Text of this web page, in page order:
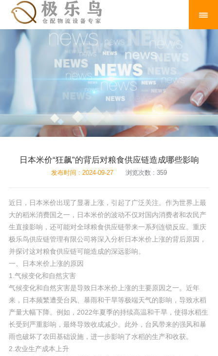
日本米价“狂飙”的背后对粮食供应链造成哪些影响
发布时间 : 2024-09-27 浏览次数 : 359
近日，日本米价出现了显著上涨，引起了广泛关注。作为世界上最
大的稻米消费国之一，日本米价的波动不仅对国内消费者和农民产
生直接影响，还可能对全球粮食供应链带来一系列连锁反应。重庆
极乐鸟供应链管理有限公司将深入分析日本米价上涨的背后原因，
并探讨这对粮食供应链可能造成的深远影响。
一、日本米价上涨的原因
1.气候变化和自然灾害
气候变化和自然灾害是导致日本米价上涨的主要原因之一。近年
来，日本频繁遭受台风、暴雨和干旱等极端天气的影响，导致水稻
产量大幅下降。例如，2022年夏季的持续高温和干旱，使得水稻生
长受到严重影响，最终导致收成减少。此外，台风带来的强风和暴
雨也破坏了农田基础设施，进一步影响了水稻的生产和收获。
2.农业生产成本上升